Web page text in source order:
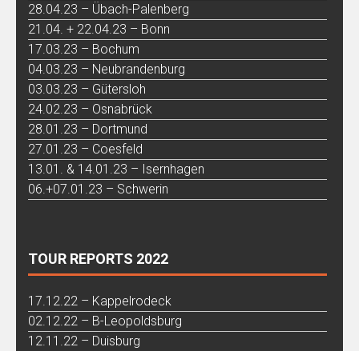
28.04.23 – Übach-Palenberg
21.04. + 22.04.23 – Bonn
17.03.23 – Bochum
04.03.23 – Neubrandenburg
03.03.23 – Gütersloh
24.02.23 – Osnabrück
28.01.23 – Dortmund
27.01.23 – Coesfeld
13.01. & 14.01.23 – Isernhagen
06.+07.01.23 – Schwerin
TOUR REPORTS 2022
17.12.22 – Kappelrodeck
02.12.22 – B-Leopoldsburg
12.11.22 – Duisburg